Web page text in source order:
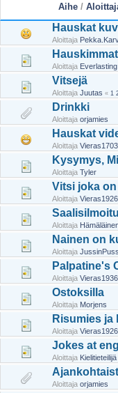
Aihe /
Hauskat
Aloittaja
Aloittaja Everlasting
Vitsejä
Aloittaja Juutas « 1
Drinkki
Aloittaja orjamies
Hauskat
Aloittaja Vieras1703
Kysymys,
Aloittaja Tyler
Vitsi joka
Aloittaja Vieras1926
Aloittaja
Nainen on
Aloittaja
Palpatine's
Aloittaja Vieras1936
Ostoksilla
Aloittaja Morjens
Risumies ja
Aloittaja Vieras1926
Jokes at
Aloittaja Kielitieteilijä
Aloittaja orjamies